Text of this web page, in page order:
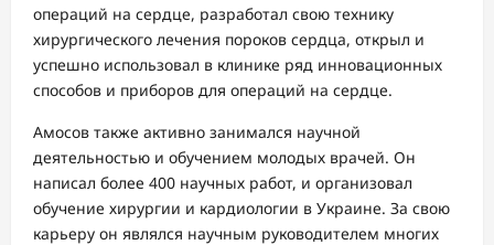
операций на сердце, разработал свою технику
хирургического лечения пороков сердца, открыл и
успешно использовал в клинике ряд инновационных
способов и приборов для операций на сердце.
Амосов также активно занимался научной
деятельностью и обучением молодых врачей. Он
написал более 400 научных работ, и организовал
обучение хирургии и кардиологии в Украине. За свою
карьеру он являлся научным руководителем многих